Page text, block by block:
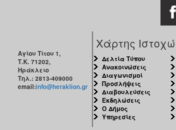
Αγίου Τίτου 1,
Τ.Κ. 71202,
Ηράκλειο
Τηλ.: 2813-409000
email:info@heraklion.gr
Χάρτης
Δελτία Τύπου
Ανακοινώσεις
Διαγωνισμοί
Προσλήψεις
Διαβουλεύσεις
Εκδηλώσεις
Ο Δήμος
Υπηρεσίες